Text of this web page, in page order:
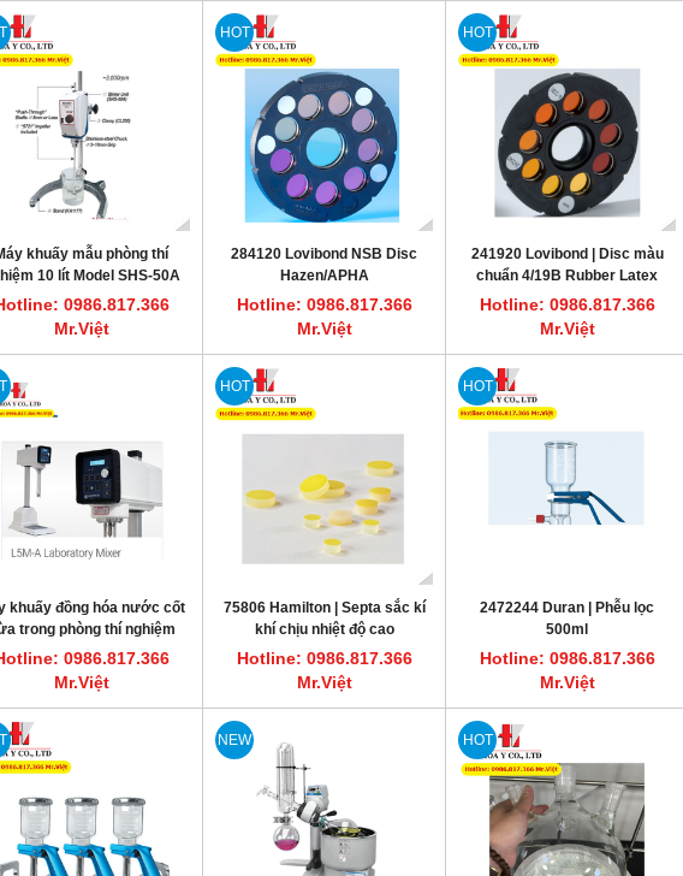
khuấy mẫu phòng thí
10 lít Model SHS-50A
0986.817.366
Mr.Việt
HOT
284120 Lovibond NSB Disc
Hazen/APHA
Hotline: 0986.817.366
Mr.Việt
HOT
241920 Lovibond | Disc màu
chuẩn 4/19B Rubber Latex
Hotline: 0986.817.366
Mr.Việt
khuấy đồng hóa nước cốt
trong phòng thí nghiệm
L5MA Silverson
0986.817.366
Mr.Việt
HOT
75806 Hamilton | Septa sắc kí
khí chịu nhiệt độ cao
PTFE/silicone rubber 12.7 mm
Hotline: 0986.817.366
Mr.Việt
HOT
2472244 Duran | Phễu lọc
500ml
Hotline: 0986.817.366
Mr.Việt
NEW HOT